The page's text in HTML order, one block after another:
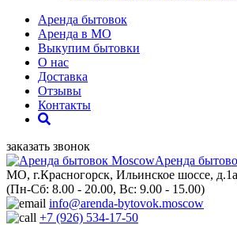
Аренда бытовок
Аренда в МО
Выкупим бытовки
О нас
Доставка
Отзывы
Контакты
заказать звонок
Аренда
МО, г.Красногорск, Ильинское шоссе,
(Пн-Сб: 8.00 - 20.00, Вс: 9.00 - 15.00)
info@arenda-bytovok.moscow
+7 (926) 534-17-50